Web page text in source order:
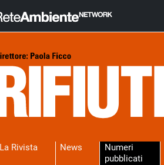
La Rivista News
Numeri
pubblicati